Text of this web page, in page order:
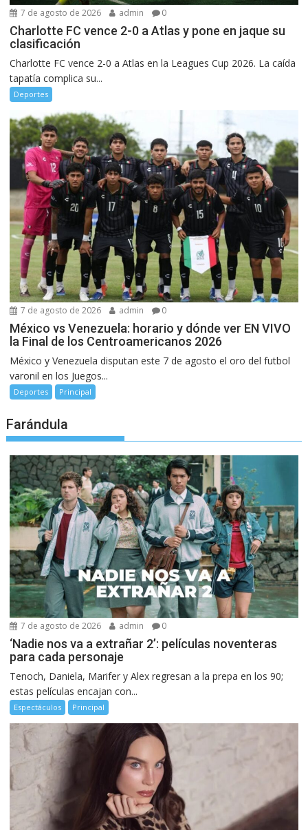
7 de agosto de 2026 admin 0
Charlotte FC vence 2-0 a Atlas y pone en jaque su
clasificación
Charlotte FC vence 2-0 a Atlas en la Leagues Cup 2026. La caída
tapatía complica su...
Deportes
7 de agosto de 2026 admin 0
México vs Venezuela: horario y dónde ver EN VIVO
la Final de los Centroamericanos 2026
México y Venezuela disputan este 7 de agosto el oro del futbol
varonil en los Juegos...
Deportes Principal
Farándula
7 de agosto de 2026 admin 0
‘Nadie nos va a extrañar 2’: películas noventeras
para cada personaje
Tenoch, Daniela, Marifer y Alex regresan a la prepa en los 90;
estas películas encajan con...
Espectáculos Principal